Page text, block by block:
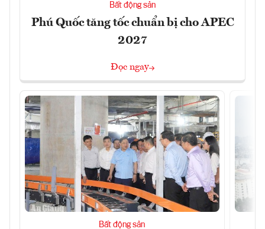
Bất động sản
Phú Quốc tăng tốc chuẩn bị cho APEC
2027
Đọc ngay
Bất động sản